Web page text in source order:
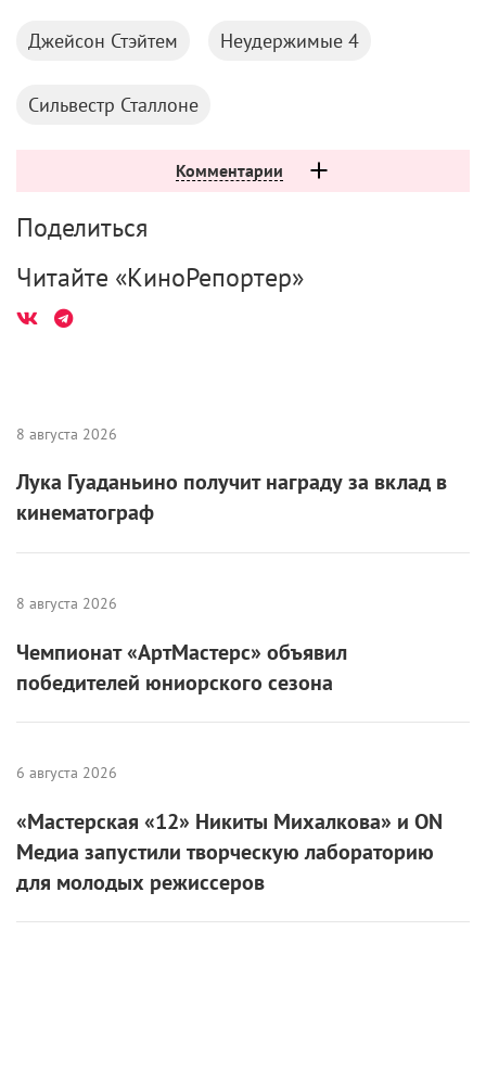
Джейсон Стэйтем Неудержимые 4
Сильвестр Сталлоне
Комментарии
Поделиться
Читайте «КиноРепортер»
8 августа 2026
Лука Гуаданьино получит награду за вклад в
кинематограф
8 августа 2026
Чемпионат «АртМастерс» объявил
победителей юниорского сезона
6 августа 2026
«Мастерская «12» Никиты Михалкова» и ON
Медиа запустили творческую лабораторию
для молодых режиссеров